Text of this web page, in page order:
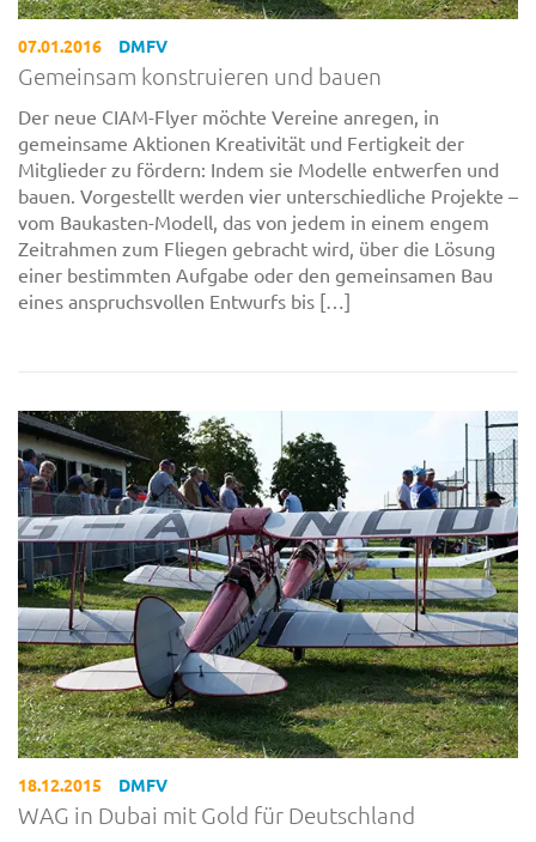
07.01.2016 DMFV
Gemeinsam konstruieren und bauen
Der neue CIAM-Flyer möchte Vereine anregen, in
gemeinsame Aktionen Kreativität und Fertigkeit der
Mitglieder zu fördern: Indem sie Modelle entwerfen und
bauen. Vorgestellt werden vier unterschiedliche Projekte –
vom Baukasten-Modell, das von jedem in einem engem
Zeitrahmen zum Fliegen gebracht wird, über die Lösung
einer bestimmten Aufgabe oder den gemeinsamen Bau
eines anspruchsvollen Entwurfs bis […]
18.12.2015 DMFV
WAG in Dubai mit Gold für Deutschland